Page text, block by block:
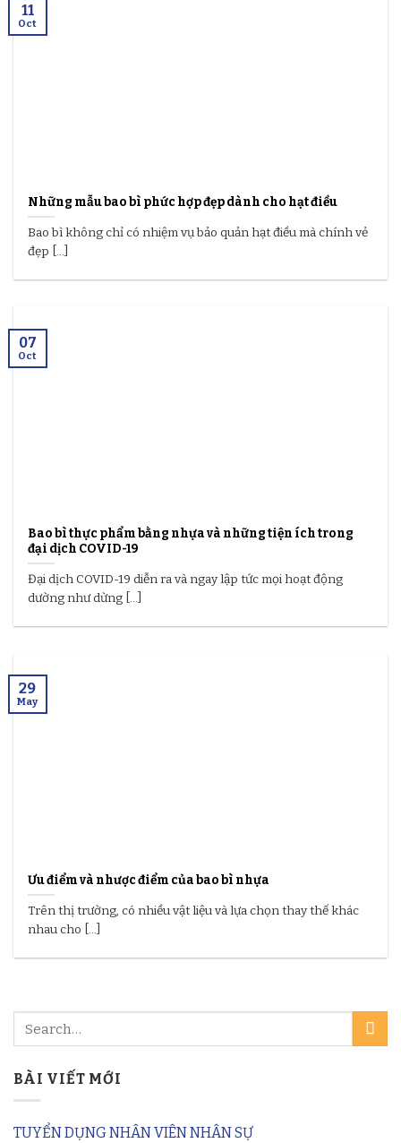
Những mẫu bao bì phức hợp đẹp dành cho hạt điều
Bao bì không chỉ có nhiệm vụ bảo quản hạt điều mà chính vẻ
đẹp [...]
11
Oct
Bao bì thực phẩm bằng nhựa và những tiện ích trong
đại dịch COVID-19
Đại dịch COVID-19 diễn ra và ngay lập tức mọi hoạt động
dường như dừng [...]
07
Oct
Ưu điểm và nhược điểm của bao bì nhựa
Trên thị trường, có nhiều vật liệu và lựa chọn thay thế khác
nhau cho [...]
29
May
BÀI VIẾT MỚI
TUYỂN DỤNG NHÂN VIÊN NHÂN SỰ